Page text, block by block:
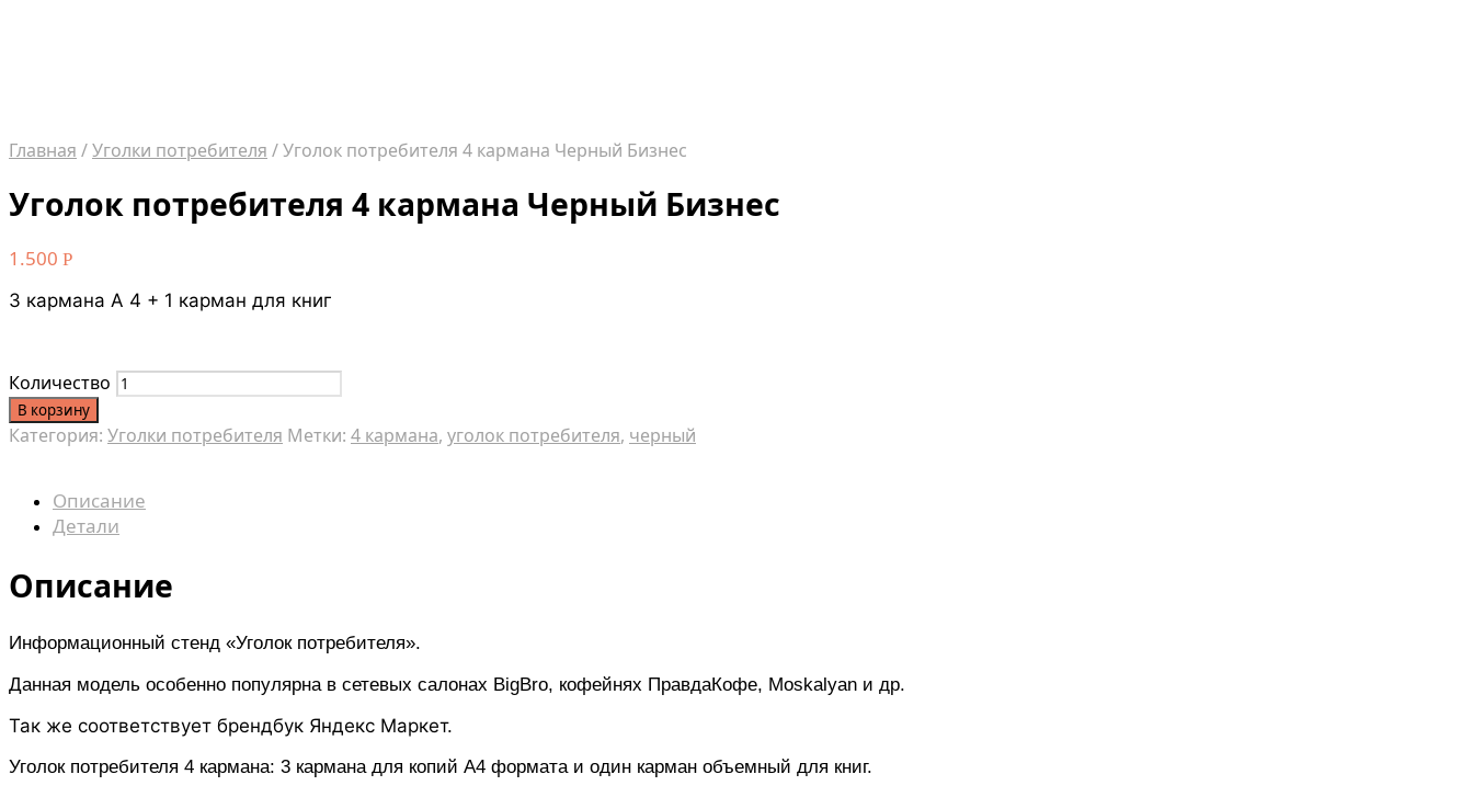
Главная /Уголки потребителя /Уголок потребителя 4 кармана Черный Бизнес
Уголок потребителя 4 кармана Черный Бизнес
1.500 Р
3 кармана А 4 + 1 карман для книг
Количество
В корзину
Категория: Уголки потребителя Метки: 4 кармана, уголок потребителя, черный
Описание
Детали
Описание
Информационный стенд «Уголок потребителя».
Данная модель особенно популярна в сетевых салонах BigBro, кофейнях ПравдаКофе, Moskalyan и др.
Так же соответствует брендбук Яндекс Маркет.
Уголок потребителя 4 кармана: 3 кармана для копий А4 формата и один карман объемный для книг.